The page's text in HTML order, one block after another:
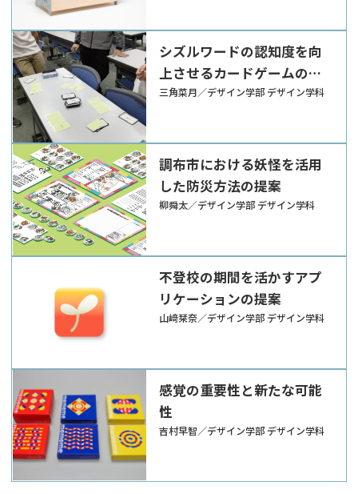
ACCESS」─
シズルワードの認知度を向
上させるカードゲームの提
案
三角菜月／デザイン学部 デザイン学科
調布市における妖怪を活用
した防災方法の提案
柳舜太／デザイン学部 デザイン学科
不登校の期間を活かすアプ
リケーションの提案
山﨑栞奈／デザイン学部 デザイン学科
感覚の重要性と新たな可能
性
吉村早智／デザイン学部 デザイン学科